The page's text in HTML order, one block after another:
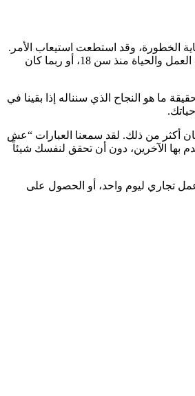
الخطورة، وقد استطعت استيعاب الأمر.
أنا أعلم أن هناك وظائف والناس عليهم القيام بها. ومع ذلك، فقد تبددت حياتي كانسان راشد بسبب تغيير الوظائف بشكل متكرر. ربما كان هذا نتيجة الانخراط المبكر في العمل والحياة منذ سن 18، أو ربما كان
ما هو النجاح الذي سنناله إذا بقينا في
أكثر من ذلك. لقد سمعنا العبارات “عش
بها الآخرين، دون أن تحقق لنفسك شيئاً
تجاري ليوم واحد، أو الحصول على